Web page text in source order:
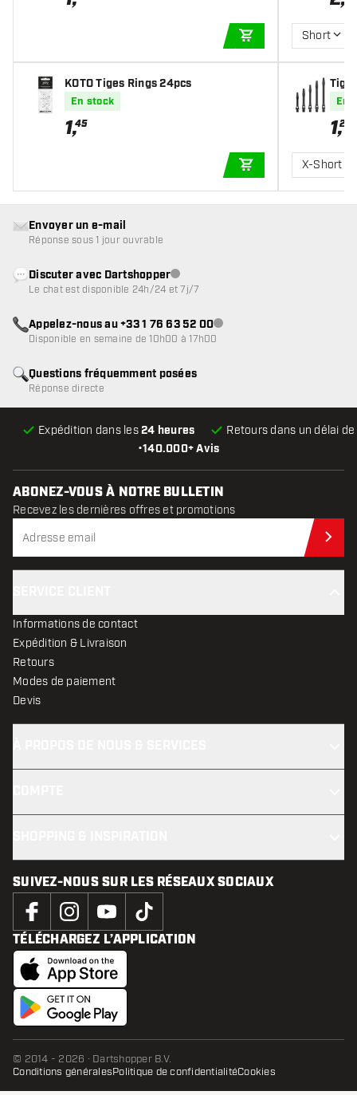
AJOUTER AU
KOTO Tiges Rings 24pcs
En stock
1,45
AJOUTER AU
Short
En
1,20
X-Short
•140.000+ Avis
Expédition dans les24 heures Retours dans un délai de
Questions fréquemment posées
Réponse directe
Envoyer un e-mail
Réponse sous 1 jour ouvrable
Discuter avec DartshopperService client indisponible
Le chat est disponible 24h/24 et 7j/7
Appelez-nous au +33 1 76 63 52 00Service client indisponible
Disponible en semaine de 10h00 à 17h00
ABONEZ-VOUS À NOTRE BULLETIN
Recevez les dernières offres et promotions
Informations de contact
Expédition & Livraison
Retours
Modes de paiement
Devis
SUIVEZ-NOUS SUR LES RÉSEAUX SOCIAUX
TÉLÉCHARGEZ L’APPLICATION
© 2014 - 2026 · Dartshopper B.V.
Conditions généralesPolitique de confidentialitéCookies